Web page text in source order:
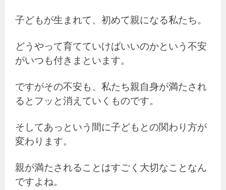
子どもが生まれて、初めて親になる私たち。
どうやって育てていけばいいのかという不安
がいつも付きまといます。
ですがその不安も、私たち親自身が満たされ
るとフッと消えていくものです。
そしてあっという間に子どもとの関わり方が
変わります。
親が満たされることはすごく大切なことなん
ですよね。